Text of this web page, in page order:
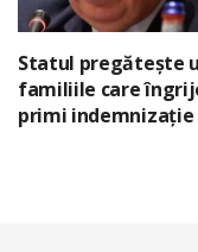
Statul pregătește
familiile care
primi indemnizație